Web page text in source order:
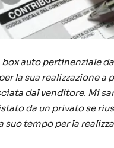
auto pertinenziale
la sua realizzazione
dal venditore. Mi
da un privato se
suo tempo per la